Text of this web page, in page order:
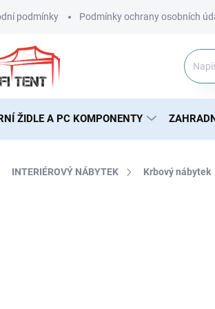
podmínky Podmínky ochrany osobních
ŽIDLE A PC KOMPONENTY
INTERIÉROVÝ NÁBYTEK Krbový nábytek